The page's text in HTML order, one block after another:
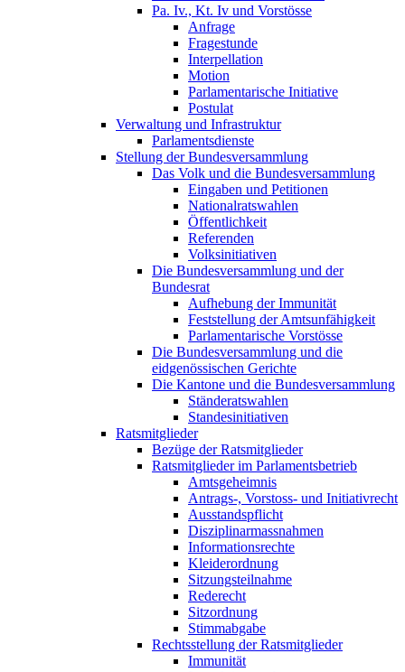
Pa. Iv., Kt. Iv und Vorstösse
Anfrage
Fragestunde
Interpellation
Motion
Parlamentarische Initiative
Postulat
Verwaltung und Infrastruktur
Parlamentsdienste
Stellung der Bundesversammlung
Das Volk und die Bundesversammlung
Eingaben und Petitionen
Nationalratswahlen
Öffentlichkeit
Referenden
Volksinitiativen
Die Bundesversammlung und der
Bundesrat
Aufhebung der Immunität
Feststellung der Amtsunfähigkeit
Parlamentarische Vorstösse
Die Bundesversammlung und die
eidgenössischen Gerichte
Die Kantone und die Bundesversammlung
Ständeratswahlen
Standesinitiativen
Ratsmitglieder
Bezüge der Ratsmitglieder
Ratsmitglieder im Parlamentsbetrieb
Amtsgeheimnis
Antrags-, Vorstoss- und Initiativrecht
Ausstandspflicht
Disziplinarmassnahmen
Informationsrechte
Kleiderordnung
Sitzungsteilnahme
Rederecht
Sitzordnung
Stimmabgabe
Rechtsstellung der Ratsmitglieder
Immunität